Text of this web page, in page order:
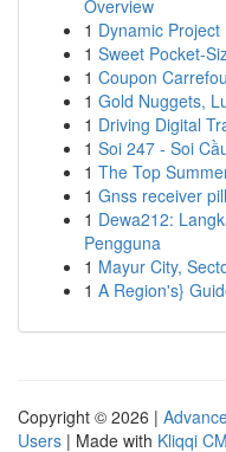
Overview
1 Dynamic
1 Sweet Pocket-
1 Coupon
1 Gold Nuggets,
1 Driving Digital
1 Soi 247 - Soi
1 The Top
1 Gnss receiver
1 Dewa212:
Pengguna
1 Mayur City,
1 A Region's}
Copyright © 2026 |
Users | Made with Kliqqi